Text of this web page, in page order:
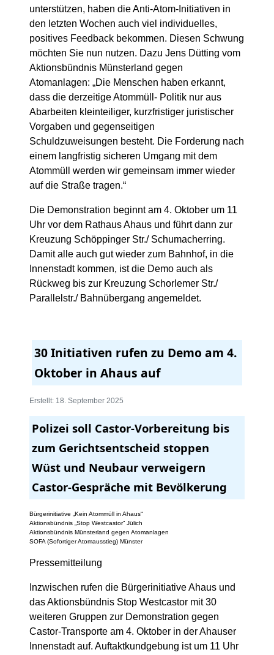
unterstützen, haben die Anti-Atom-Initiativen in
den letzten Wochen auch viel individuelles,
positives Feedback bekommen. Diesen Schwung
möchten Sie nun nutzen. Dazu Jens Dütting vom
Aktionsbündnis Münsterland gegen
Atomanlagen: „Die Menschen haben erkannt,
dass die derzeitige Atommüll- Politik nur aus
Abarbeiten kleinteiliger, kurzfristiger juristischer
Vorgaben und gegenseitigen
Schuldzuweisungen besteht. Die Forderung nach
einem langfristig sicheren Umgang mit dem
Atommüll werden wir gemeinsam immer wieder
auf die Straße tragen.“
Die Demonstration beginnt am 4. Oktober um 11
Uhr vor dem Rathaus Ahaus und führt dann zur
Kreuzung Schöppinger Str./ Schumacherring.
Damit alle auch gut wieder zum Bahnhof, in die
Innenstadt kommen, ist die Demo auch als
Rückweg bis zur Kreuzung Schorlemer Str./
Parallelstr./ Bahnübergang angemeldet.
30 Initiativen rufen zu Demo am 4.
Oktober in Ahaus auf
Erstellt: 18. September 2025
Polizei soll Castor-Vorbereitung bis
zum Gerichtsentscheid stoppen
Wüst und Neubaur verweigern
Castor-Gespräche mit Bevölkerung
Bürgerinitiative „Kein Atommüll in Ahaus“
Aktionsbündnis „Stop Westcastor“ Jülich
Aktionsbündnis Münsterland gegen Atomanlagen
SOFA (Sofortiger Atomausstieg) Münster
Pressemitteilung
Inzwischen rufen die Bürgerinitiative Ahaus und
das Aktionsbündnis Stop Westcastor mit 30
weiteren Gruppen zur Demonstration gegen
Castor-Transporte am 4. Oktober in der Ahauser
Innenstadt auf. Auftaktkundgebung ist um 11 Uhr